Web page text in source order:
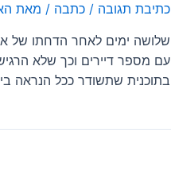
כתיבת תגובה / כתבה / מאת
שלושה ימים לאחר הדחתו של
עם מספר דיירים וכך שלא
בתוכנית שתשודר ככל הנראה